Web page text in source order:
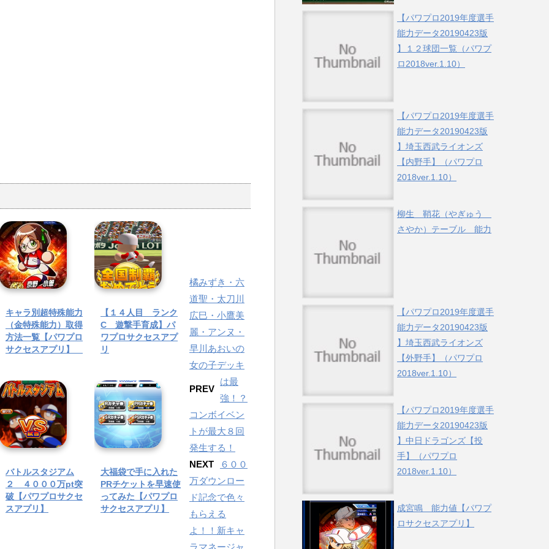
キャラ別超特殊能力
（金特殊能力）取得
方法一覧【パワプロ
サクセスアプリ】
【１４人目 ランク
C 遊撃手育成】パ
ワプロサクセスアプ
リ
バトルスタジアム
２ ４０００万pt突
破【パワプロサクセ
スアプリ】
大福袋で手に入れた
PRチケットを早速使
ってみた【パワプロ
サクセスアプリ】
PREV
橘みずき・六
道聖・太刀川
広巳・小鷹美
麗・アンヌ・
早川あおいの
女の子デッキ
は最
強！？
コンボイベン
トが最大８回
発生する！
NEXT
６００
万ダウンロー
ド記念で色々
もらえる
よ！！新キャ
【パワプロ2019年度選手
能力データ20190423版
】１２球団一覧（パワプ
ロ2018ver.1.10）
【パワプロ2019年度選手
能力データ20190423版
】埼玉西武ライオンズ
【内野手】（パワプロ
2018ver.1.10）
柳生 鞘花（やぎゅう
さやか）テーブル 能力
【パワプロ2019年度選手
能力データ20190423版
】埼玉西武ライオンズ
【外野手】（パワプロ
2018ver.1.10）
【パワプロ2019年度選手
能力データ20190423版
】中日ドラゴンズ【投
手】（パワプロ
2018ver.1.10）
成宮鳴 能力値【パワプ
ロサクセスアプリ】